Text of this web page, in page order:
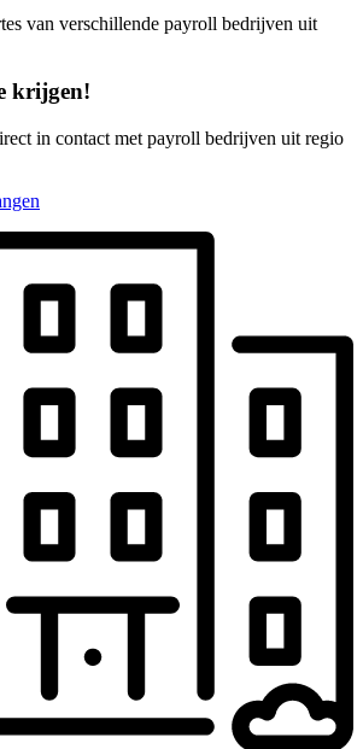
van verschillende payroll bedrijven uit
krijgen!
in contact met payroll bedrijven uit regio